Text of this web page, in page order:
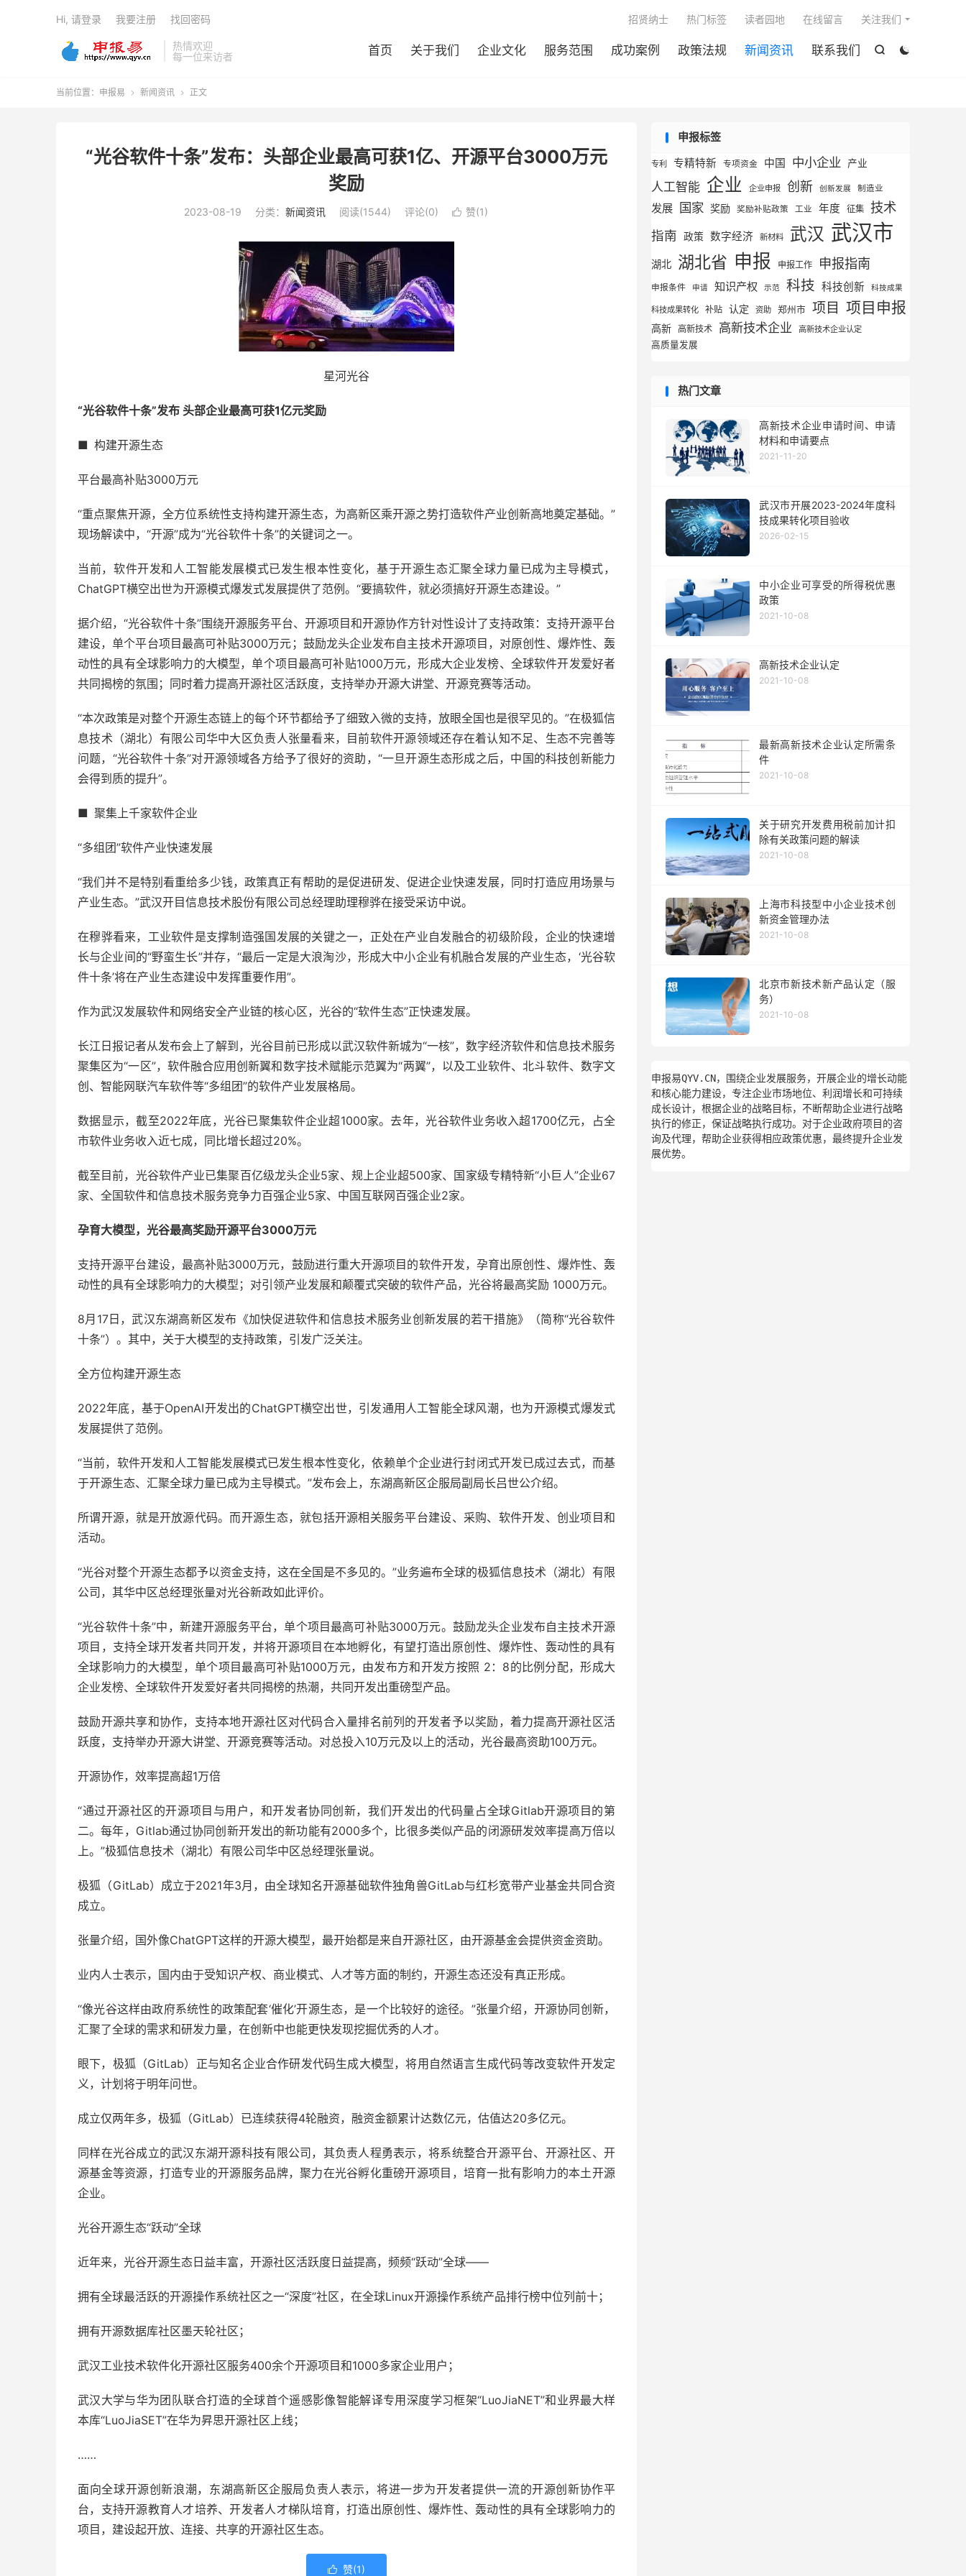
热情欢迎
每一位来访者


首页 关于我们 企业文化 服务范围 成功案例 政策法规 新闻资讯 联系我们
招贤纳士 热门标签 读者园地 在线留言 关注我们
Hi, 请登录 我要注册 找回密码
当前位置： 申报易  新闻资讯  正文
“光谷软件十条”发布：头部企业最高可获1亿、开源平台3000万元
奖励
2023-08-19 分类： 新闻资讯 阅读(1544) 评论(0)  赞(1)
星河光谷
“光谷软件十条”发布 头部企业最高可获1亿元奖励
■ 构建开源生态
平台最高补贴3000万元
“重点聚焦开源，全方位系统性支持构建开源生态，为高新区乘开源之势打造软件产业创新高地奠定基础。”
现场解读中，“开源”成为“光谷软件十条”的关键词之一。
当前，软件开发和人工智能发展模式已发生根本性变化，基于开源生态汇聚全球力量已成为主导模式，
ChatGPT横空出世为开源模式爆发式发展提供了范例。“要搞软件，就必须搞好开源生态建设。”
据介绍，“光谷软件十条”围绕开源服务平台、开源项目和开源协作方针对性设计了支持政策：支持开源平台
建设，单个平台项目最高可补贴3000万元；鼓励龙头企业发布自主技术开源项目，对原创性、爆炸性、轰
动性的具有全球影响力的大模型，单个项目最高可补贴1000万元，形成大企业发榜、全球软件开发爱好者
共同揭榜的氛围；同时着力提高开源社区活跃度，支持举办开源大讲堂、开源竞赛等活动。
“本次政策是对整个开源生态链上的每个环节都给予了细致入微的支持，放眼全国也是很罕见的。”在极狐信
息技术（湖北）有限公司华中大区负责人张量看来，目前软件开源领域还存在着认知不足、生态不完善等
问题，“光谷软件十条”对开源领域各方给予了很好的资助，“一旦开源生态形成之后，中国的科技创新能力
会得到质的提升”。
■ 聚集上千家软件企业
“多组团”软件产业快速发展
“我们并不是特别看重给多少钱，政策真正有帮助的是促进研发、促进企业快速发展，同时打造应用场景与
产业生态。”武汉开目信息技术股份有限公司总经理助理穆骅在接受采访中说。
在穆骅看来，工业软件是支撑制造强国发展的关键之一，正处在产业自发融合的初级阶段，企业的快速增
长与企业间的“野蛮生长”并存，“最后一定是大浪淘沙，形成大中小企业有机融合发展的产业生态，‘光谷软
件十条’将在产业生态建设中发挥重要作用”。
作为武汉发展软件和网络安全产业链的核心区，光谷的“软件生态”正快速发展。
长江日报记者从发布会上了解到，光谷目前已形成以武汉软件新城为“一核”，数字经济软件和信息技术服务
聚集区为“一区”，软件融合应用创新翼和数字技术赋能示范翼为“两翼”，以及工业软件、北斗软件、数字文
创、智能网联汽车软件等“多组团”的软件产业发展格局。
数据显示，截至2022年底，光谷已聚集软件企业超1000家。去年，光谷软件业务收入超1700亿元，占全
市软件业务收入近七成，同比增长超过20%。
截至目前，光谷软件产业已集聚百亿级龙头企业5家、规上企业超500家、国家级专精特新“小巨人”企业67
家、全国软件和信息技术服务竞争力百强企业5家、中国互联网百强企业2家。
孕育大模型，光谷最高奖励开源平台3000万元
支持开源平台建设，最高补贴3000万元，鼓励进行重大开源项目的软件开发，孕育出原创性、爆炸性、轰
动性的具有全球影响力的大模型；对引领产业发展和颠覆式突破的软件产品，光谷将最高奖励 1000万元。
8月17日，武汉东湖高新区发布《加快促进软件和信息技术服务业创新发展的若干措施》（简称“光谷软件
十条”）。其中，关于大模型的支持政策，引发广泛关注。
全方位构建开源生态
2022年底，基于OpenAI开发出的ChatGPT横空出世，引发通用人工智能全球风潮，也为开源模式爆发式
发展提供了范例。
“当前，软件开发和人工智能发展模式已发生根本性变化，依赖单个企业进行封闭式开发已成过去式，而基
于开源生态、汇聚全球力量已成为主导模式。”发布会上，东湖高新区企服局副局长吕世公介绍。
所谓开源，就是开放源代码。而开源生态，就包括开源相关服务平台建设、采购、软件开发、创业项目和
活动。
“光谷对整个开源生态都予以资金支持，这在全国是不多见的。”业务遍布全球的极狐信息技术（湖北）有限
公司，其华中区总经理张量对光谷新政如此评价。
“光谷软件十条”中，新建开源服务平台，单个项目最高可补贴3000万元。鼓励龙头企业发布自主技术开源
项目，支持全球开发者共同开发，并将开源项目在本地孵化，有望打造出原创性、爆炸性、轰动性的具有
全球影响力的大模型，单个项目最高可补贴1000万元，由发布方和开发方按照 2：8的比例分配，形成大
企业发榜、全球软件开发爱好者共同揭榜的热潮，共同开发出重磅型产品。
鼓励开源共享和协作，支持本地开源社区对代码合入量排名前列的开发者予以奖励，着力提高开源社区活
跃度，支持举办开源大讲堂、开源竞赛等活动。对总投入10万元及以上的活动，光谷最高资助100万元。
开源协作，效率提高超1万倍
“通过开源社区的开源项目与用户，和开发者协同创新，我们开发出的代码量占全球Gitlab开源项目的第
二。每年，Gitlab通过协同创新开发出的新功能有2000多个，比很多类似产品的闭源研发效率提高万倍以
上。”极狐信息技术（湖北）有限公司华中区总经理张量说。
极狐（GitLab）成立于2021年3月，由全球知名开源基础软件独角兽GitLab与红杉宽带产业基金共同合资
成立。
张量介绍，国外像ChatGPT这样的开源大模型，最开始都是来自开源社区，由开源基金会提供资金资助。
业内人士表示，国内由于受知识产权、商业模式、人才等方面的制约，开源生态还没有真正形成。
“像光谷这样由政府系统性的政策配套‘催化’开源生态，是一个比较好的途径。”张量介绍，开源协同创新，
汇聚了全球的需求和研发力量，在创新中也能更快发现挖掘优秀的人才。
眼下，极狐（GitLab）正与知名企业合作研发代码生成大模型，将用自然语言生成代码等改变软件开发定
义，计划将于明年问世。
成立仅两年多，极狐（GitLab）已连续获得4轮融资，融资金额累计达数亿元，估值达20多亿元。
同样在光谷成立的武汉东湖开源科技有限公司，其负责人程勇表示，将系统整合开源平台、开源社区、开
源基金等资源，打造专业的开源服务品牌，聚力在光谷孵化重磅开源项目，培育一批有影响力的本土开源
企业。
光谷开源生态“跃动”全球
近年来，光谷开源生态日益丰富，开源社区活跃度日益提高，频频“跃动”全球——
拥有全球最活跃的开源操作系统社区之一“深度”社区，在全球Linux开源操作系统产品排行榜中位列前十；
拥有开源数据库社区墨天轮社区；
武汉工业技术软件化开源社区服务400余个开源项目和1000多家企业用户；
武汉大学与华为团队联合打造的全球首个遥感影像智能解译专用深度学习框架“LuoJiaNET”和业界最大样
本库“LuoJiaSET”在华为昇思开源社区上线；
……
面向全球开源创新浪潮，东湖高新区企服局负责人表示，将进一步为开发者提供一流的开源创新协作平
台，支持开源教育人才培养、开发者人才梯队培育，打造出原创性、爆炸性、轰动性的具有全球影响力的
项目，建设起开放、连接、共享的开源社区生态。
 赞(1)
申报标签
专利 专精特新 专项资金 中国 中小企业 产业
人工智能 企业 企业申报 创新 创新发展 制造业
发展 国家 奖励 奖励补贴政策 工业 年度 征集 技术
指南 政策 数字经济 新材料 武汉 武汉市
湖北 湖北省 申报 申报工作 申报指南
申报条件 申请 知识产权 示范 科技 科技创新 科技成果
科技成果转化 补贴 认定 资助 郑州市 项目 项目申报
高新 高新技术 高新技术企业 高新技术企业认定
高质量发展
热门文章
高新技术企业申请时间、申请
材料和申请要点
2021-11-20
武汉市开展2023-2024年度科
技成果转化项目验收
2026-02-15
中小企业可享受的所得税优惠
政策
2021-10-08
高新技术企业认定
2021-10-08
最新高新技术企业认定所需条
件
2021-10-08
关于研究开发费用税前加计扣
除有关政策问题的解读
2021-10-08
上海市科技型中小企业技术创
新资金管理办法
2021-10-08
北京市新技术新产品认定（服
务）
2021-10-08
申报易QYV.CN，围绕企业发展服务，开展企业的增长动能
和核心能力建设，专注企业市场地位、利润增长和可持续
成长设计，根据企业的战略目标，不断帮助企业进行战略
执行的修正，保证战略执行成功。对于企业政府项目的咨
询及代理，帮助企业获得相应政策优惠，最终提升企业发
展优势。